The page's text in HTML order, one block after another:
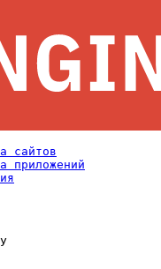
сайтов
приложений